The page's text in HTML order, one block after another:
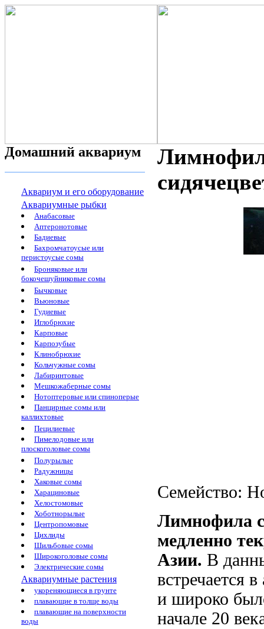
Домашний аквариум
Аквариум и его оборудование
Аквариумные рыбки
Анабасовые
Аптеронотовые
Бадиевые
Бахромчатоусые или
перистоусые сомы
Броняковые или
бокочешуйниковые сомы
Бычковые
Вьюновые
Гудиевые
Иглобрюхие
Карповые
Карпозубые
Клинобрюхие
Кольчужные сомы
Лабиринтовые
Мешкожаберные сомы
Нотоптеровые или спиноперые
Панцирные сомы или
каллихтовые
Пецилиевые
Пимелодовые или
плоскоголовые сомы
Полурылые
Радужницы
Хаковые сомы
Харациновые
Хелостомовые
Хоботнорылые
Центропомовые
Цихлиды
Шильбовые сомы
Широкоголовые сомы
Электрические сомы
Аквариумные растения
укореняющиеся в грунте
плавающие в толще воды
плавающие на поверхности
воды
Семейство:
Лимнофила
медленно
Азии. В
встречается
и широко
начале 20